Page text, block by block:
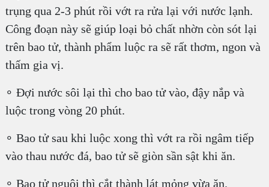
trụng qua 2-3 phút rồi vớt ra rửa lại với nước lạnh.
Công đoạn này sẽ giúp loại bỏ chất nhờn còn sót lại
trên bao tử, thành phẩm luộc ra sẽ rất thơm, ngon và
thấm gia vị.
∘ Đợi nước sôi lại thì cho bao tử vào, đậy nắp và
luộc trong vòng 20 phút.
∘ Bao tử sau khi luộc xong thì vớt ra rồi ngâm tiếp
vào thau nước đá, bao tử sẽ giòn sần sật khi ăn.
∘ Bao tử nguội thì cắt thành lát mỏng vừa ăn.